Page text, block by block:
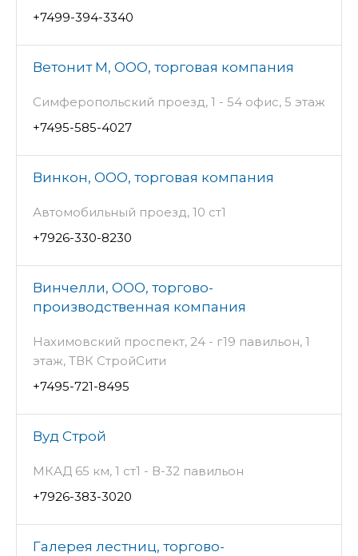
+7499-394-3340
Ветонит М, ООО, торговая компания
Симферопольский проезд, 1 - 54 офис, 5 этаж
+7495-585-4027
Винкон, ООО, торговая компания
Автомобильный проезд, 10 ст1
+7926-330-8230
Винчелли, ООО, торгово-
производственная компания
Нахимовский проспект, 24 - г19 павильон, 1
этаж, ТВК СтройСити
+7495-721-8495
Вуд Строй
МКАД 65 км, 1 ст1 - В-32 павильон
+7926-383-3020
Галерея лестниц, торгово-